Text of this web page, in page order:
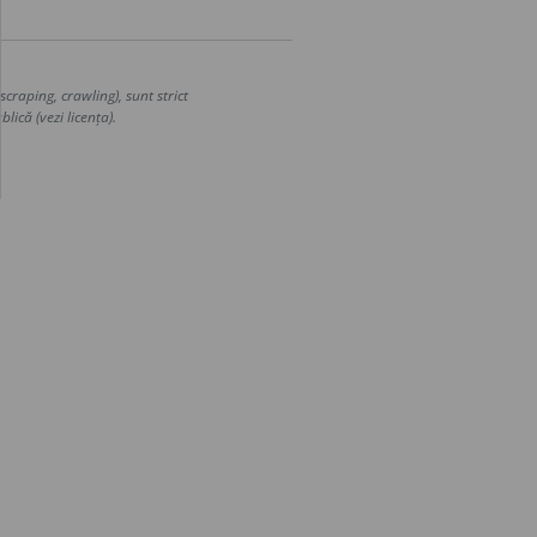
crawling), sunt strict
(vezi licența).